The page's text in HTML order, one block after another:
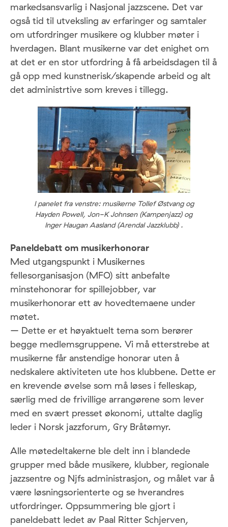
markedsansvarlig i Nasjonal jazzscene. Det var
også tid til utveksling av erfaringer og samtaler
om utfordringer musikere og klubber møter i
hverdagen. Blant musikerne var det enighet om
at det er en stor utfordring å få arbeidsdagen til å
gå opp med kunstnerisk/skapende arbeid og alt
det administrtive som kreves i tillegg.
I panelet fra venstre: musikerne Tollef Østvang og
Hayden Powell, Jon-K Johnsen (Kampenjazz) og
Inger Haugan Aasland (Arendal Jazzklubb) .
Paneldebatt om musikerhonorar
Med utgangspunkt i Musikernes
fellesorganisasjon (MFO) sitt anbefalte
minstehonorar for spillejobber, var
musikerhonorar ett av hovedtemaene under
møtet.
– Dette er et høyaktuelt tema som berører
begge medlemsgruppene. Vi må etterstrebe at
musikerne får anstendige honorar uten å
nedskalere aktiviteten ute hos klubbene. Dette er
en krevende øvelse som må løses i felleskap,
særlig med de frivillige arrangørene som lever
med en svært presset økonomi, uttalte daglig
leder i Norsk jazzforum, Gry Bråtømyr.
Alle møtedeltakerne ble delt inn i blandede
grupper med både musikere, klubber, regionale
jazzsentre og Njfs administrasjon, og målet var å
være løsningsorienterte og se hverandres
utfordringer. Oppsummering ble gjort i
paneldebatt ledet av Paal Ritter Schjerven,